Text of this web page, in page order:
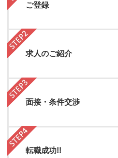
ご登録
求人のご紹介
面接・条件交渉
転職成功!!